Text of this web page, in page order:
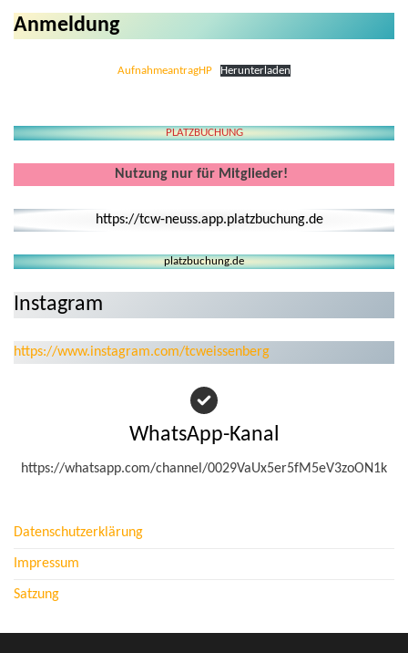
Anmeldung
AufnahmeantragHP Herunterladen
PLATZBUCHUNG
Nutzung nur für Mitglieder!
https://tcw-neuss.app.platzbuchung.de
platzbuchung.de
Instagram
https://www.instagram.com/tcweissenberg
WhatsApp-Kanal
https://whatsapp.com/channel/0029VaUx5er5fM5eV3zoON1k
Datenschutzerklärung
Impressum
Satzung